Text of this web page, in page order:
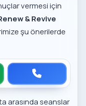
vermesi için
& Revive
şu önerilerde
arasında seanslar